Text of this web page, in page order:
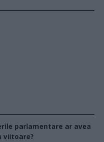
parlamentare ar avea
viitoare?